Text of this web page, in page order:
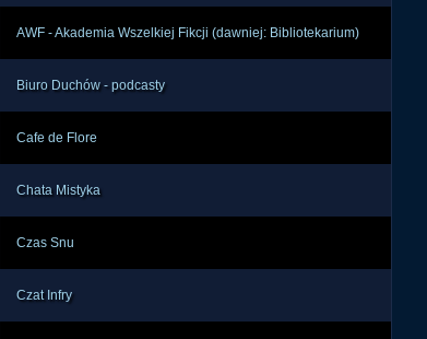
AWF - Akademia Wszelkiej Fikcji (dawniej: Bibliotekarium)
Biuro Duchów - podcasty
Cafe de Flore
Chata Mistyka
Czas Snu
Czat Infry